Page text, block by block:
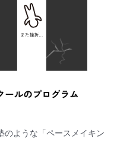
のような「ペースメイキン